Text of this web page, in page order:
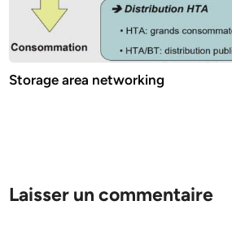
Storage area networking
Laisser un commentaire